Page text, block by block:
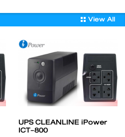
View All
UPS CLEANLINE iPower
ICT-800